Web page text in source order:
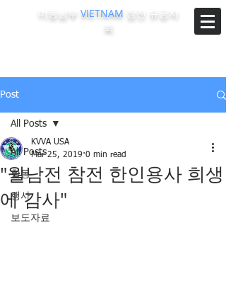
미동남부 VIETNAM 참전 유공자
회
Post
All Posts
활동
행사
보도자료
All Posts
"월남전 참전 한인용사 희생
에 감사"
KVVA USA
Mar 25, 2019 0 min read